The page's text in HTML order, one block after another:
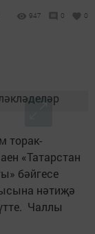
947 0 0
торак-
«Татарстан
бәйгесе
нәтиҗә
Чаллы